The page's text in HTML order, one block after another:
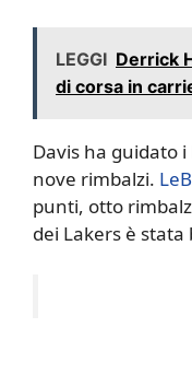
LEGGI Derrick
di corsa in
Davis ha guidato
nove rimbalzi.
punti, otto
dei Lakers è